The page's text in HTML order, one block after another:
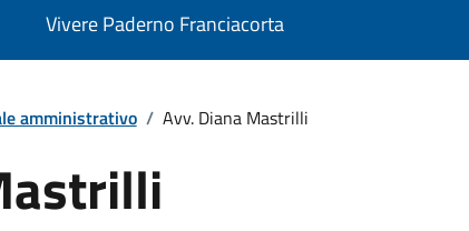
Vivere Paderno Franciacorta
amministrativo / Avv. Diana Mastrilli